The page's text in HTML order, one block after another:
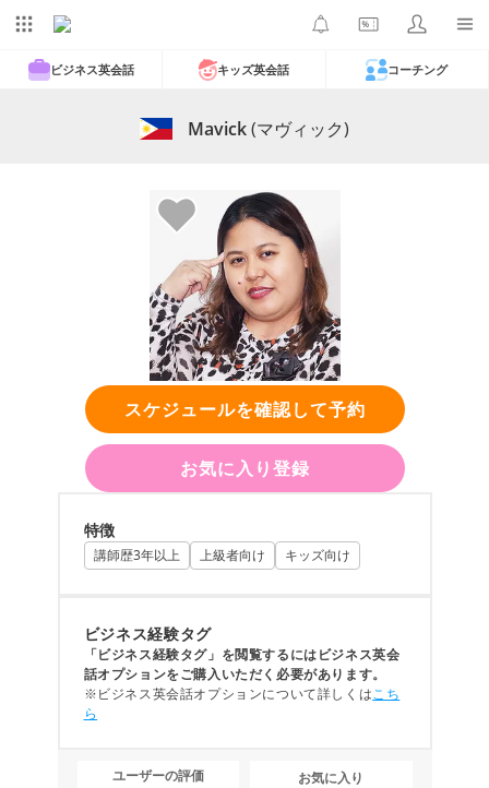
ビジネス英会話 キッズ英会話 コーチング
Mavick(マヴィック)
スケジュールを確認して予約
お気に入り登録
特徴
講師歴3年以上 上級者向け キッズ向け
ビジネス経験タグ
「ビジネス経験タグ」を閲覧するにはビジネス英会
話オプションをご購入いただく必要があります。
※ビジネス英会話オプションについて詳しくはこち
ら
ユーザーの評価
お気に入り